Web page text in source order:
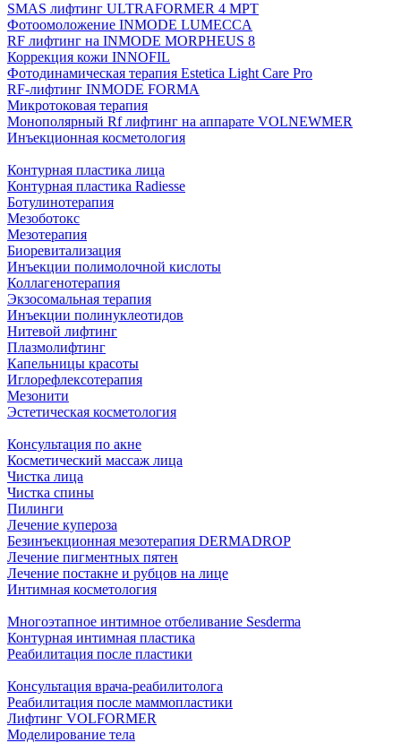
SMAS лифтинг ULTRAFORMER 4 MРТ
Фотоомоложение INMODE LUMECCA
RF лифтинг на INMODE MORPHEUS 8
Коррекция кожи INNOFIL
Фотодинамическая терапия Estetica Light Care Pro
RF-лифтинг INMODE FORMA
Микротоковая терапия
Монополярный Rf лифтинг на аппарате VOLNEWMER
Инъекционная косметология
Контурная пластика лица
Контурная пластика Radiesse
Ботулинотерапия
Мезоботокс
Мезотерапия
Биоревитализация
Инъекции полимолочной кислоты
Коллагенотерапия
Экзосомальная терапия
Инъекции полинуклеотидов
Нитевой лифтинг
Плазмолифтинг
Капельницы красоты
Иглорефлексотерапия
Мезонити
Эстетическая косметология
Консультация по акне
Косметический массаж лица
Чистка лица
Чистка спины
Пилинги
Лечение купероза
Безинъекционная мезотерапия DERMADROP
Лечение пигментных пятен
Лечение постакне и рубцов на лице
Интимная косметология
Многоэтапное интимное отбеливание Sesderma
Контурная интимная пластика
Реабилитация после пластики
Консультация врача-реабилитолога
Реабилитация после маммопластики
Лифтинг VOLFORMER
Моделирование тела